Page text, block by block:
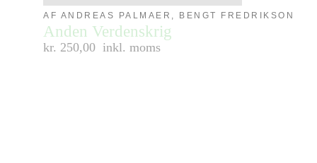
AF ANDREAS PALMAER, BENGT FREDRIKSON
Anden Verdenskrig
kr. 250,00 inkl. moms